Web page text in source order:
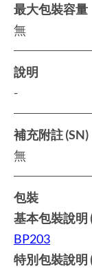
最大包裝容量
無
說明
-
補充附註 (SN)
無
包裝
基本包裝說明
BP203
特別包裝說明